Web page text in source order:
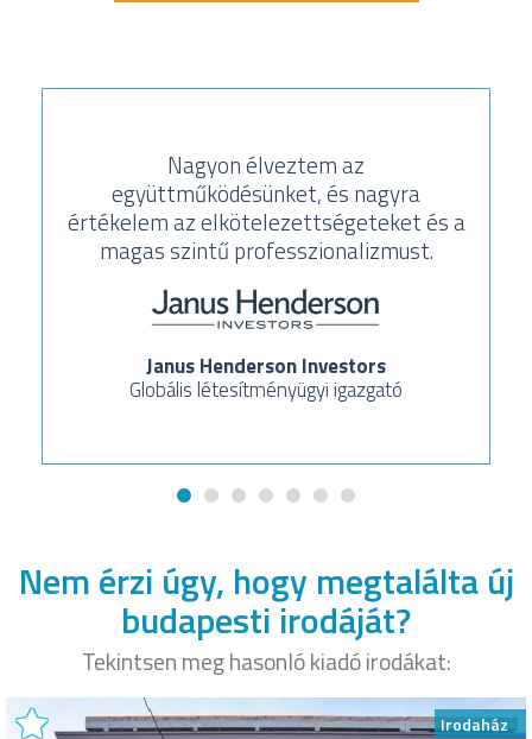
Nagyon élveztem az
együttműködésünket, és nagyra
értékelem az elkötelezettségeteket és a
magas szintű professzionalizmust.
Janus Henderson Investors
Globális létesítményügyi igazgató
Nem érzi úgy, hogy megtalálta új
budapesti irodáját?
Tekintsen meg hasonló kiadó irodákat:
Irodaház